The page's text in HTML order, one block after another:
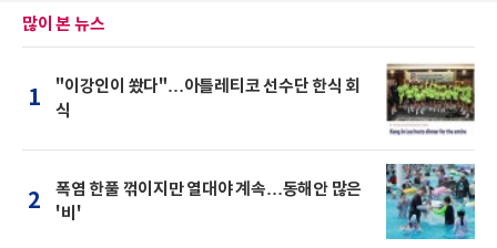
많이 본 뉴스
1
"이강인이 쐈다"…아틀레티코 선수단 한식 회
식
2
폭염 한풀 꺾이지만 열대야 계속…동해안 많은
'비'